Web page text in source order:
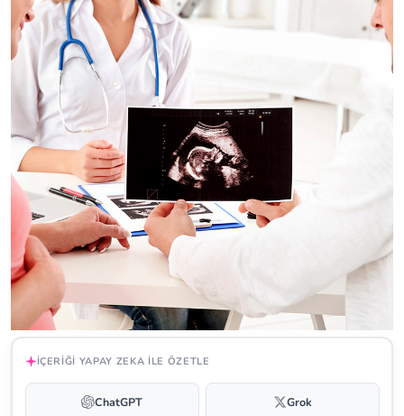
İÇERIĞI YAPAY ZEKA ILE ÖZETLE
ChatGPT Grok